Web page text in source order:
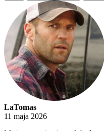
LaTomas
11 maja 2026